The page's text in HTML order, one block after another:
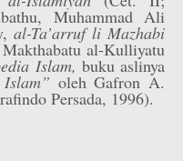
Muhammad Ali
al-Ta’arruf li Mazhabi
al-Kulliyatu
Islam, buku aslinya
oleh Gafron A.
Persada, 1996).